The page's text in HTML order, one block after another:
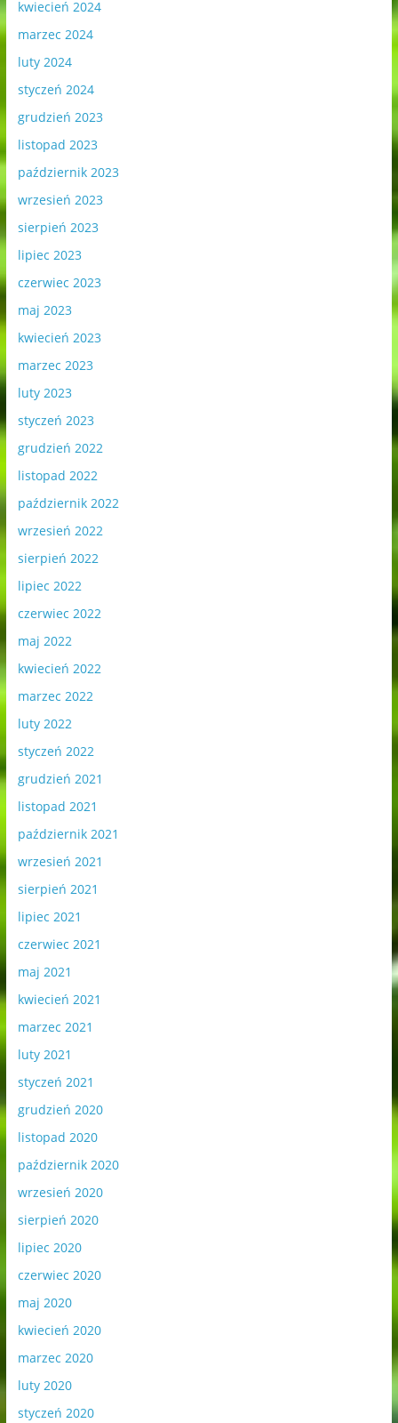
kwiecień 2024
marzec 2024
luty 2024
styczeń 2024
grudzień 2023
listopad 2023
październik 2023
wrzesień 2023
sierpień 2023
lipiec 2023
czerwiec 2023
maj 2023
kwiecień 2023
marzec 2023
luty 2023
styczeń 2023
grudzień 2022
listopad 2022
październik 2022
wrzesień 2022
sierpień 2022
lipiec 2022
czerwiec 2022
maj 2022
kwiecień 2022
marzec 2022
luty 2022
styczeń 2022
grudzień 2021
listopad 2021
październik 2021
wrzesień 2021
sierpień 2021
lipiec 2021
czerwiec 2021
maj 2021
kwiecień 2021
marzec 2021
luty 2021
styczeń 2021
grudzień 2020
listopad 2020
październik 2020
wrzesień 2020
sierpień 2020
lipiec 2020
czerwiec 2020
maj 2020
kwiecień 2020
marzec 2020
luty 2020
styczeń 2020